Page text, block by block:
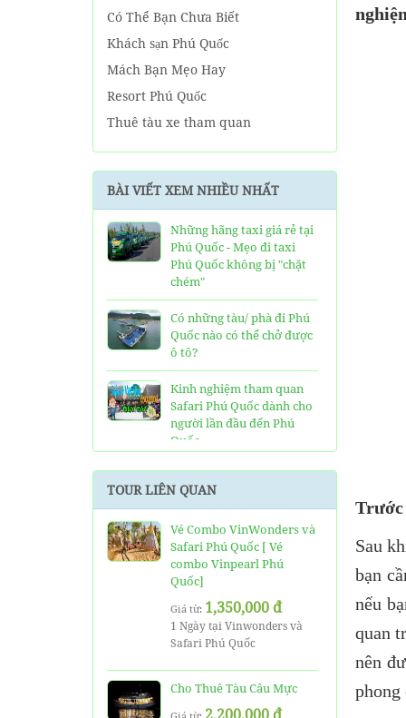
Có Thể Bạn Chưa Biết
Khách sạn Phú Quốc
Mách Bạn Mẹo Hay
Resort Phú Quốc
Thuê tàu xe tham quan
Tin tức Phú Quốc
Về tour Phú Quốc hàng ngày
Về Tour Phú Quốc Trọn Gói
BÀI VIẾT XEM NHIỀU NHẤT
Những hãng taxi giá rẻ tại
Phú Quốc - Mẹo đi taxi
Phú Quốc không bị "chặt
chém"
Có những tàu/ phà đi Phú
Quốc nào có thể chở được
ô tô?
Kinh nghiệm tham quan
Safari Phú Quốc dành cho
người lần đầu đến Phú
Quốc
Tất tần tật thông tin và
đánh giá về resort JW
Marriott Phú Quốc
Những điều cần biết về xe
bus đi Vinpearl Phú Quốc
chơi Vinwonders và Safari
Kinh Nghiệm "Xương
Máu" Khi Đi Tour 3 Đảo
Phú Quốc
Phà cao tốc Thạnh Thới đi
Phú Quốc mất thời gian
TOUR LIÊN QUAN
Vé Combo VinWonders và
Safari Phú Quốc [ Vé
combo Vinpearl Phú
Quốc]
Giá từ: 1,350,000 đ
1 Ngày tại Vinwonders và
Safari Phú Quốc
Cho Thuê Tàu Câu Mực
Sau
bạn
nếu
quan
nên
phong